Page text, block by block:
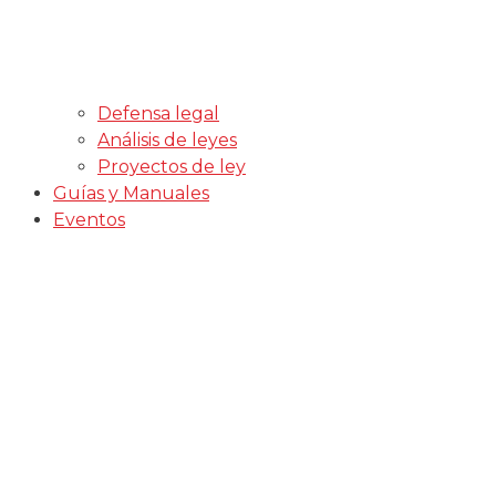
Defensa legal
Análisis de leyes
Proyectos de ley
Guías y Manuales
Eventos